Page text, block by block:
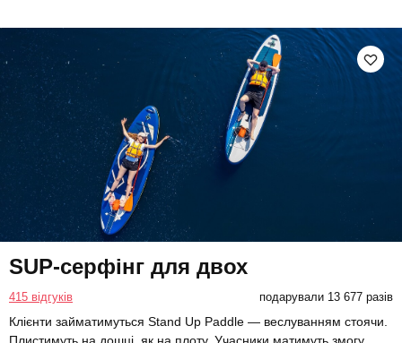
SUP-серфінг для двох
415 відгуків подарували 13 677 разів
Клієнти займатимуться Stand Up Paddle — веслуванням стоячи.
Плистимуть на дошці, як на плоту. Учасники матимуть змогу